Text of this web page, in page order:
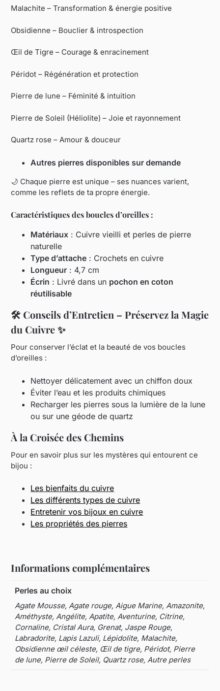
Malachite – Transformation & énergie positive
Obsidienne – Bouclier & introspection
Œil de Tigre – Courage & enracinement
Péridot – Régénération et protection
Pierre de lune – Féminité & intuition
Pierre de Soleil (Héliolite) – Joie et rayonnement
Quartz rose – Amour & douceur
Autres pierres disponibles sur demande
🌙 Chaque pierre est unique – ses nuances varient,
comme les reflets de ta propre énergie.
Caractéristiques des boucles d’oreilles :
Matériaux : Cuivre vieilli et perles de pierre
naturelle
Type d’attache : Crochets en cuivre
Longueur : 4,7 cm
Écrin : Livré dans un pochon en coton
réutilisable
🛠️ Conseils d’Entretien – Préservez la Magie
du Cuivre ✨
Pour conserver l’éclat et la beauté de vos boucles
d’oreilles :
Nettoyer délicatement avec un chiffon doux
Éviter l’eau et les produits chimiques
Recharger les pierres sous la lumière de la lune
ou sur une géode de quartz
À la Croisée des Chemins
Pour en savoir plus sur les mystères qui entourent ce
bijou :
Les bienfaits du cuivre
Les différents types de cuivre
Entretenir vos bijoux en cuivre
Les propriétés des pierres
Informations complémentaires
Perles au choix
Agate Mousse, Agate rouge, Aigue Marine, Amazonite,
Améthyste, Angélite, Apatite, Aventurine, Citrine,
Cornaline, Cristal Aura, Grenat, Jaspe Rouge,
Labradorite, Lapis Lazuli, Lépidolite, Malachite,
Obsidienne œil céleste, Œil de tigre, Péridot, Pierre
de lune, Pierre de Soleil, Quartz rose, Autre perles